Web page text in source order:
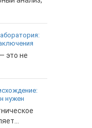
это не
нужен